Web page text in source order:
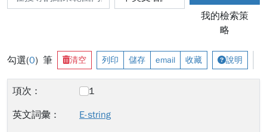
我的檢索策
略
勾選(0) 筆 清空 列印 儲存 email 收藏 說明
1
E-string